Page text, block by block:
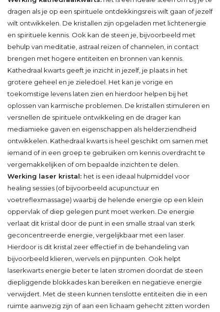
dragen als je op een spirituele ontdekkingsreis wilt gaan of jezelf
wilt ontwikkelen. De kristallen zijn opgeladen met lichtenergie
en spirituele kennis. Ook kan de steen je, bijvoorbeeld met
behulp van meditatie, astraal reizen of channelen, in contact
brengen met hogere entiteiten en bronnen van kennis.
Kathedraal kwarts geeft je inzicht in jezelf, je plaats in het
grotere geheel en je zieledoel. Het kan je vorige en
toekomstige levens laten zien en hierdoor helpen bij het
oplossen van karmische problemen. De kristallen stimuleren en
versnellen de spirituele ontwikkeling en de drager kan
mediamieke gaven en eigenschappen als helderziendheid
ontwikkelen. Kathedraal kwarts is heel geschikt om samen met
iemand of in een groep te gebruiken om kennis overdracht te
vergemakkelijken of om bepaalde inzichten te delen.
Werking laser kristal: het is een ideaal hulpmiddel voor
healing sessies (of bijvoorbeeld acupunctuur en
voetreflexmassage) waarbij de helende energie op een klein
oppervlak of diep gelegen punt moet werken. De energie
verlaat dit kristal door de punt in een smalle straal van sterk
geconcentreerde energie, vergelijkbaar met een laser.
Hierdoor is dit kristal zeer effectief in de behandeling van
bijvoorbeeld klieren, wervels en pijnpunten. Ook helpt
laserkwarts energie beter te laten stromen doordat de steen
diepliggende blokkades kan bereiken en negatieve energie
verwijdert. Met de steen kunnen tenslotte entiteiten die in een
ruimte aanwezig zijn of aan een lichaam gehecht zitten worden